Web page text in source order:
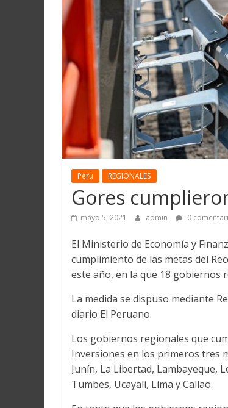
Martín
y
Loreto
Perú REGIONALES
Gores
mayo 5, 2021 admin 0
El Ministerio de Economía y
cumplimiento de las metas del
este año, en la que 18 gobiernos
La medida se dispuso mediante
diario El Peruano.
Los gobiernos regionales que
Inversiones en los primeros tres
Junín, La Libertad, Lambayeque,
Tumbes, Ucayali, Lima y Callao.